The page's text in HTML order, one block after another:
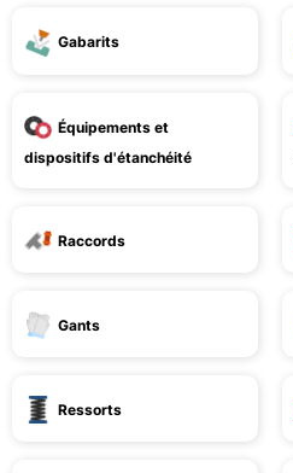
Gabarits
Équipements et
dispositifs d'étanchéité
Raccords
Gants
Ressorts